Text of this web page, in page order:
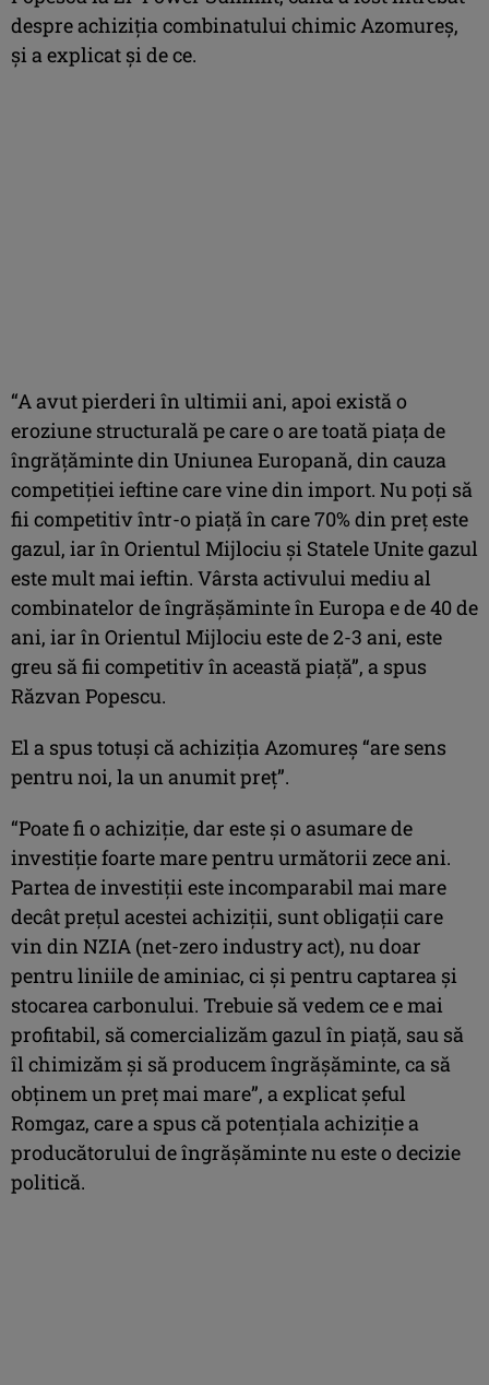
despre achiziția combinatului chimic Azomureș,
și a explicat și de ce.
“A avut pierderi în ultimii ani, apoi există o
eroziune structurală pe care o are toată piața de
îngrățăminte din Uniunea Europană, din cauza
competiției ieftine care vine din import. Nu poți să
fii competitiv într-o piață în care 70% din preț este
gazul, iar în Orientul Mijlociu și Statele Unite gazul
este mult mai ieftin. Vârsta activului mediu al
combinatelor de îngrășăminte în Europa e de 40 de
ani, iar în Orientul Mijlociu este de 2-3 ani, este
greu să fii competitiv în această piață”, a spus
Răzvan Popescu.
El a spus totuși că achiziția Azomureș “are sens
pentru noi, la un anumit preț”.
“Poate fi o achiziție, dar este și o asumare de
investiție foarte mare pentru următorii zece ani.
Partea de investiții este incomparabil mai mare
decât prețul acestei achiziții, sunt obligații care
vin din NZIA (net-zero industry act), nu doar
pentru liniile de aminiac, ci și pentru captarea și
stocarea carbonului. Trebuie să vedem ce e mai
profitabil, să comercializăm gazul în piață, sau să
îl chimizăm și să producem îngrășăminte, ca să
obținem un preț mai mare”, a explicat șeful
Romgaz, care a spus că potențiala achiziție a
producătorului de îngrășăminte nu este o decizie
politică.